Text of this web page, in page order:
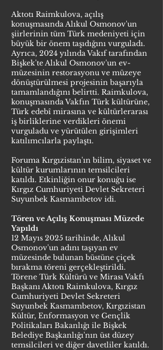
Aktotı Raimkulova, açılış
konuşmasında Alıkul Osmonov'un
şiirlerinin tüm Türk medeniyeti için
büyük bir önem taşıdığını vurguladı.
Ayrıca, 2024 yılında Vakıf tarafından
Bişkek'te Alıkul Osmonov'un ev-
müzesinin restorasyonu ve müzeye
dönüştürülmesi projesinin başarıyla
tamamlandığını belirtti. Raimkulova,
konuşmasında Vakfın Türk kültürüne,
Türk edebî mirasına ve kültürlerarası
iş birliklerine verdikleri önemi
vurguladu ve yürütülen girişimleri
katılımcılarla paylaştı.
Foruma Kırgızistan'ın bilim, siyaset ve
kültür kurumlarının temsilcileri
katıldı. Etkinliğin onur konuğu ise
Kırgız Cumhuriyeti Devlet Sekreteri
Suyunbek Kasmambetov idi.
Tören ve Açılış Konuşması Müzede
Yapıldı
12 Mayıs 2025 tarihinde, Alıkul
Osmonov'un adını taşıyan ev
müzesinde bulunan büstüne çiçek
bırakma töreni gerçekleştirildi.
Törene Türk Kültürü ve Mirası Vakfı
Başkanı Aktotı Raimkulova, Kırgız
Cumhuriyeti Devlet Sekreteri
Suyunbek Kasmambetov, Kırgızistan
Kültür, Enformasyon ve Gençlik
Politikaları Bakanlığı ile Bişkek
Belediye Başkanlığı'nın üst düzey
temsilcileri ve diğer davetliler katıldı.